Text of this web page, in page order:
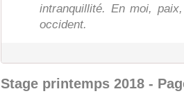
intranquillité. En moi,
occident.
Stage printemps 2018 -